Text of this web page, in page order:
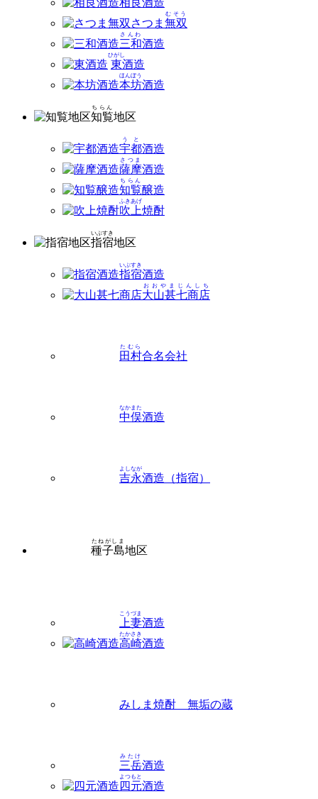
さつま 無双
むそう
三和
さんわ
酒造
東
ひがし
酒造
本坊
ほんぼう
酒造
知覧
ちらん
地区
宇都
うと
酒造
薩摩
さつま
酒造
知覧
ちらん
醸造
吹上
ふきあげ
焼酎
指宿
いぶすき
地区
指宿
いぶすき
酒造
大山甚七商店
おおやまじんしち
田村
たむら
合名会社
中俣
なかまた
酒造
吉永
よしなが
酒造（指宿）
種子島
たねがしま
地区
上妻
こうづま
酒造
高崎
たかさき
酒造
みしま焼酎 無垢の蔵
三岳
みたけ
酒造
四元
よつもと
酒造